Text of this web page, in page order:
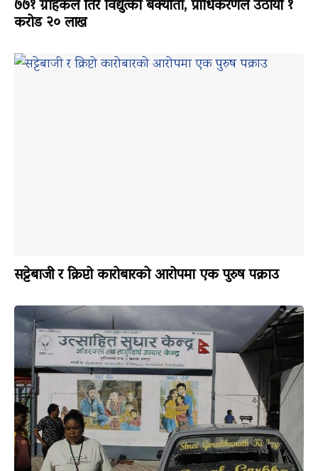
७७१ ग्राहकले तिरे विद्युत्को बक्यौता, प्राधिकरणले उठायो १
करोड २० लाख
सट्टेबाजी र क्रिप्टो कारोबारको आरोपमा एक पुरुष पक्राउ